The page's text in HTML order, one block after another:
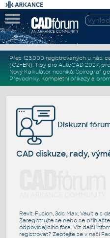
Přes 123.000 registrovaných u nás,
(CZ+EN). Tipy pro AutoCAD 2027, pro
Nový Kalkulátor nosníků, Spirograf
Převodníky. Kompletní příkazya
Diskuzní
CAD diskuze, rady,
Revit, Fusion, 3ds Max, Vault a s
Zaregistrujte se nebo se
odpovídajícího fóra. Viz další
registrovat? Zeptejte se v naší